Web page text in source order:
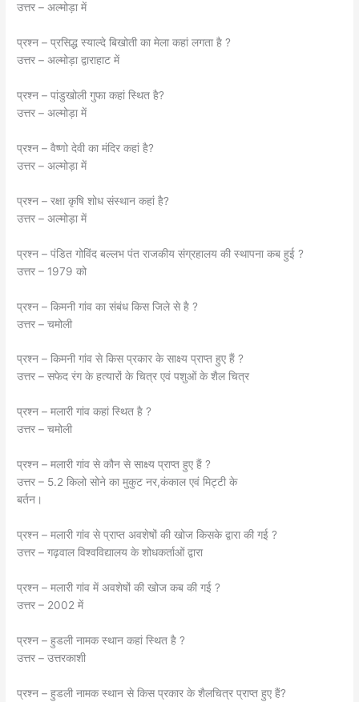
उत्तर – अल्मोड़ा में
प्रश्न – प्रसिद्ध स्याल्दे बिखोती का मेला कहां लगता है ?
उत्तर – अल्मोड़ा द्वाराहाट में
प्रश्न – पांडुखोली गुफा कहां स्थित है?
उत्तर – अल्मोड़ा में
प्रश्न – वैष्णो देवी का मंदिर कहां है?
उत्तर – अल्मोड़ा में
प्रश्न – रक्षा कृषि शोध संस्थान कहां है?
उत्तर – अल्मोड़ा में
प्रश्न – पंडित गोविंद बल्लभ पंत राजकीय संग्रहालय की स्थापना कब हुई ?
उत्तर – 1979 को
प्रश्न – किमनी गांव का संबंध किस जिले से है ?
उत्तर – चमोली
प्रश्न – किमनी गांव से किस प्रकार के साक्ष्य प्राप्त हुए हैं ?
उत्तर – सफेद रंग के हत्यारों के चित्र एवं पशुओं के शैल चित्र
प्रश्न – मलारी गांव कहां स्थित है ?
उत्तर – चमोली
प्रश्न – मलारी गांव से कौन से साक्ष्य प्राप्त हुए हैं ?
उत्तर – 5.2 किलो सोने का मुकुट नर,कंकाल एवं मिट्टी के
बर्तन।
प्रश्न – मलारी गांव से प्राप्त अवशेषों की खोज किसके द्वारा की गई ?
उत्तर – गढ़वाल विश्वविद्यालय के शोधकर्ताओं द्वारा
प्रश्न – मलारी गांव में अवशेषों की खोज कब की गई ?
उत्तर – 2002 में
प्रश्न – हुडली नामक स्थान कहां स्थित है ?
उत्तर – उत्तरकाशी
प्रश्न – हुडली नामक स्थान से किस प्रकार के शैलचित्र प्राप्त हुए हैं?